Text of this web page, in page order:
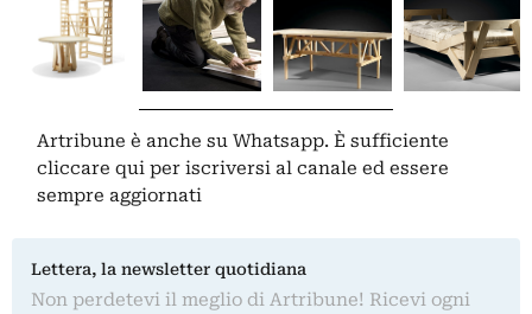
Artribune è anche su Whatsapp. È sufficiente
cliccare qui per iscriversi al canale ed essere
sempre aggiornati
Lettera, la newsletter quotidiana
Non perdetevi il meglio di Artribune! Ricevi ogni